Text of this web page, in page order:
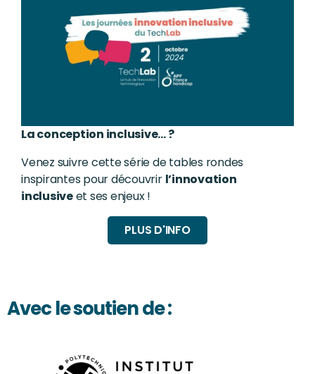
La conception inclusive… ?
Venez suivre cette série de tables rondes
inspirantes pour découvrir l’innovation
inclusiveet ses enjeux !
PLUS D'INFO
Avec le soutien de :